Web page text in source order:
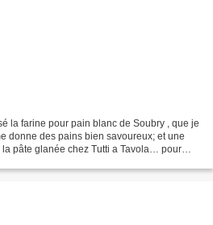
la farine pour pain blanc de Soubry , que je
donne des pains bien savoureux; et une
pâte glanée chez Tutti a Tavola… pour